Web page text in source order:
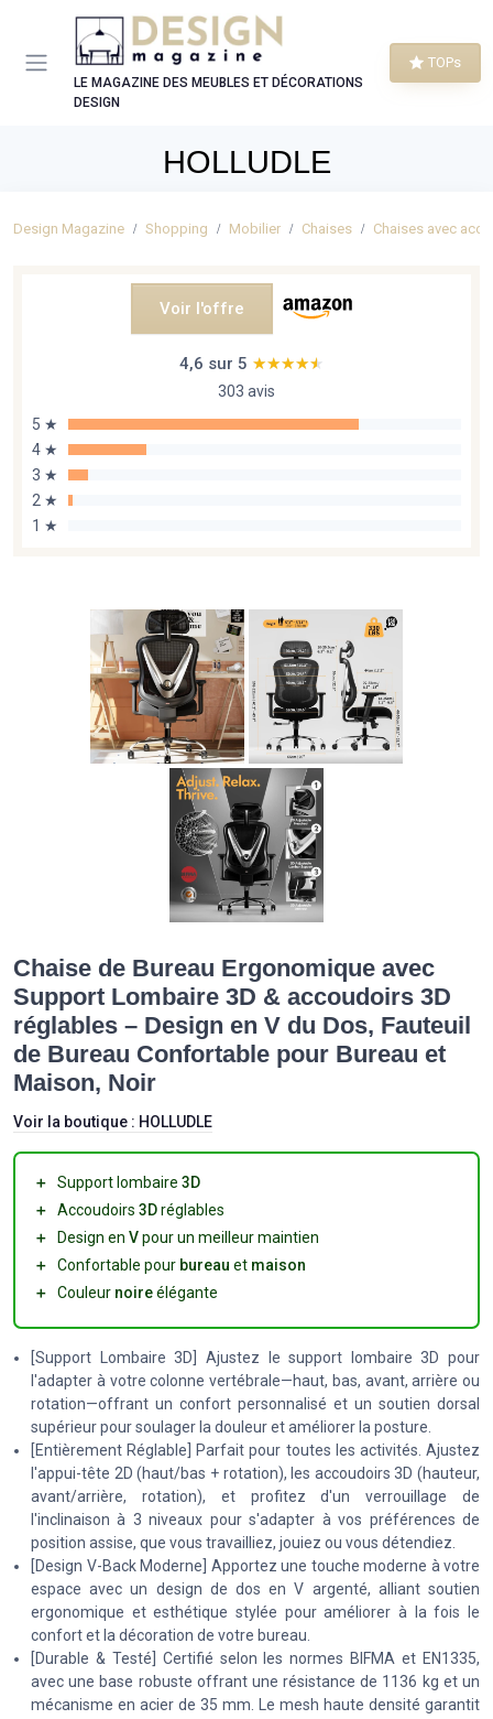
LE MAGAZINE DES MEUBLES ET DÉCORATIONS
DESIGN
TOPs
HOLLUDLE
Design Magazine Shopping Mobilier Chaises Chaises avec
Voir l'offre
4,6 sur 5 ★★★★★
★★★★★
303 avis
5 ★
4 ★
3 ★
2 ★
1 ★
Chaise de Bureau Ergonomique avec
Support Lombaire 3D & accoudoirs 3D
réglables – Design en V du Dos, Fauteuil
de Bureau Confortable pour Bureau et
Maison, Noir
Voir la boutique : HOLLUDLE
＋ Support lombaire 3D
＋
Accoudoirs 3Dréglables
＋
Design en Vpour un meilleur maintien
＋
Confortable pour bureau et maison
＋
Couleur noireélégante
[Support Lombaire 3D] Ajustez le support lombaire 3D pour
l'adapter à votre colonne vertébrale—haut, bas, avant, arrière ou
rotation—offrant un confort personnalisé et un soutien dorsal
supérieur pour soulager la douleur et améliorer la posture.
[Entièrement Réglable] Parfait pour toutes les activités. Ajustez
l'appui-tête 2D (haut/bas + rotation), les accoudoirs 3D (hauteur,
avant/arrière, rotation), et profitez d'un verrouillage de
l'inclinaison à 3 niveaux pour s'adapter à vos préférences de
position assise, que vous travailliez, jouiez ou vous détendiez.
[Design V-Back Moderne] Apportez une touche moderne à votre
espace avec un design de dos en V argenté, alliant soutien
ergonomique et esthétique stylée pour améliorer à la fois le
confort et la décoration de votre bureau.
[Durable & Testé] Certifié selon les normes BIFMA et EN1335,
avec une base robuste offrant une résistance de 1136 kg et un
mécanisme en acier de 35 mm. Le mesh haute densité garantit
Panneau de gestion des cookies